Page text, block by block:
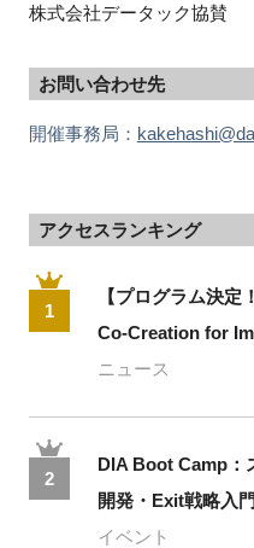
株式会社データック協賛
お問い合わせ先
開催事務局：
アクセスランキング
1
【プログラム決
Co-Creation for
ニュース
2
DIA Boot Camp：
開発・Exit戦略入
イベント